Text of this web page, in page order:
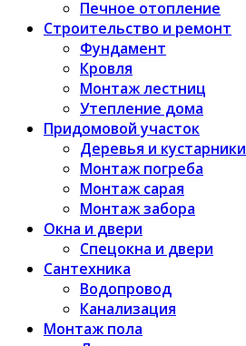
Печное отопление
Строительство и ремонт
Фундамент
Кровля
Монтаж лестниц
Утепление дома
Придомовой участок
Деревья и кустарники
Монтаж погреба
Монтаж сарая
Монтаж забора
Окна и двери
Спецокна и двери
Сантехника
Водопровод
Канализация
Монтаж пола